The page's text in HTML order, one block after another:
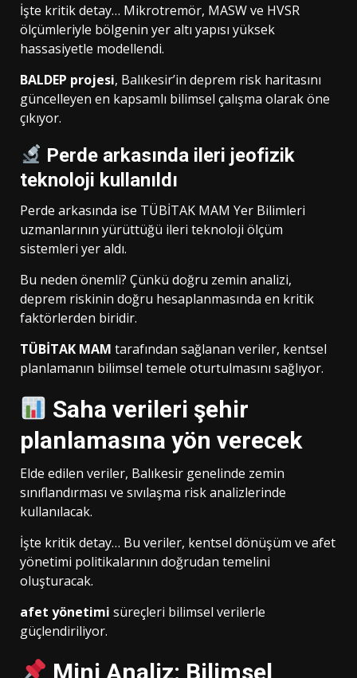
İşte kritik detay… Mikrotremör, MASW ve HVSR
ölçümleriyle bölgenin yer altı yapısı yüksek
hassasiyetle modellendi.
BALDEP projesi, Balıkesir’in deprem risk haritasını
güncelleyen en kapsamlı bilimsel çalışma olarak öne
çıkıyor.
Perde arkasında ileri jeofizik
teknoloji kullanıldı
Perde arkasında ise TÜBİTAK MAM Yer Bilimleri
uzmanlarının yürüttüğü ileri teknoloji ölçüm
sistemleri yer aldı.
Bu neden önemli? Çünkü doğru zemin analizi,
deprem riskinin doğru hesaplanmasında en kritik
faktörlerden biridir.
TÜBİTAK MAM tarafından sağlanan veriler, kentsel
planlamanın bilimsel temele oturtulmasını sağlıyor.
Saha verileri şehir
planlamasına yön verecek
Elde edilen veriler, Balıkesir genelinde zemin
sınıflandırması ve sıvılaşma risk analizlerinde
kullanılacak.
İşte kritik detay… Bu veriler, kentsel dönüşüm ve afet
yönetimi politikalarının doğrudan temelini
oluşturacak.
afet yönetimi süreçleri bilimsel verilerle
güçlendiriliyor.
Mini Analiz: Bilimsel